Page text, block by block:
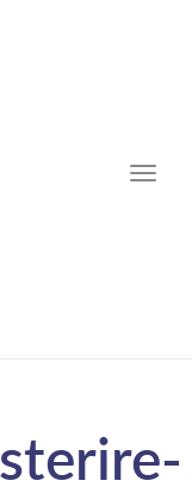
Toggle